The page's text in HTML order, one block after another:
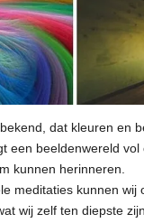
dat kleuren en
een beeldenwereld
kunnen herinneren.
meditaties kunnen
wij zelf ten diepste